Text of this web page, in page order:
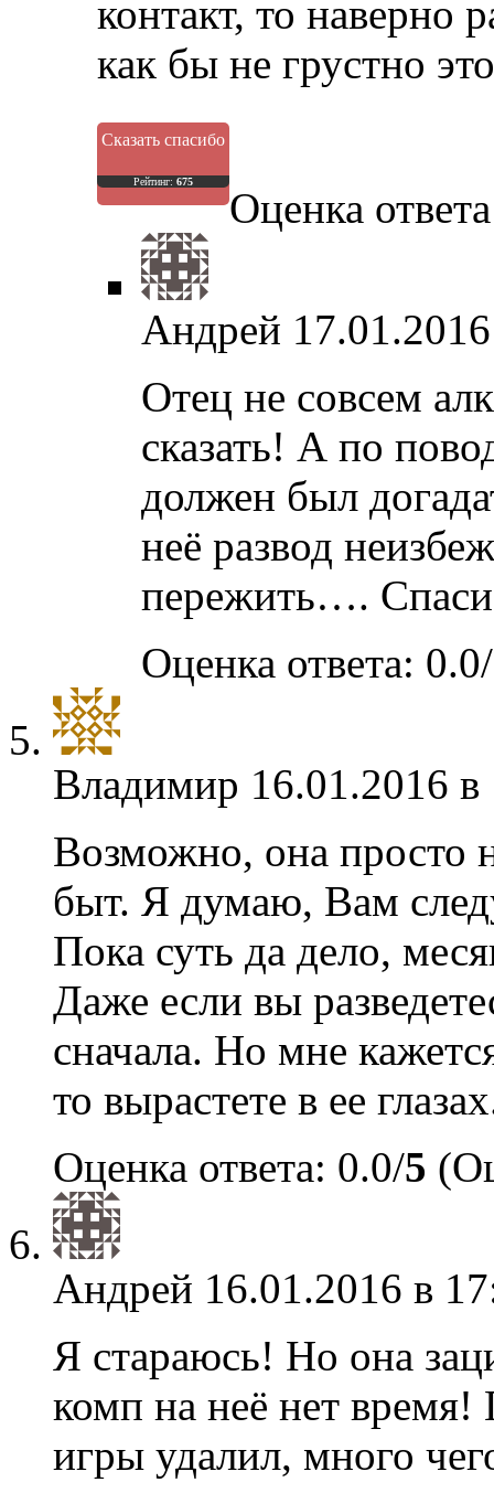
контакт, то наверно
как бы не грустно
Сказать спасибо
Рейтинг: 675
Оценка
Андрей
Отец не совсем
сказать! А по
должен был
неё развод
пережить….
Оценка ответа: 0.0/
Владимир 16.01.2016
Возможно, она просто
быт. Я думаю, Вам
Пока суть да дело,
Даже если вы
сначала. Но мне
то вырастете в ее
Оценка ответа: 0.0/5
Андрей 16.01.2016 в
Я стараюсь! Но она
комп на неё нет
игры удалил, много